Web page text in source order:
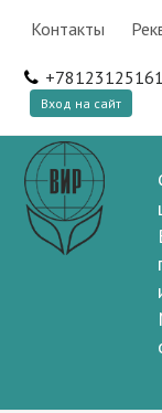
Контакты
+78123125161
Вход на сайт